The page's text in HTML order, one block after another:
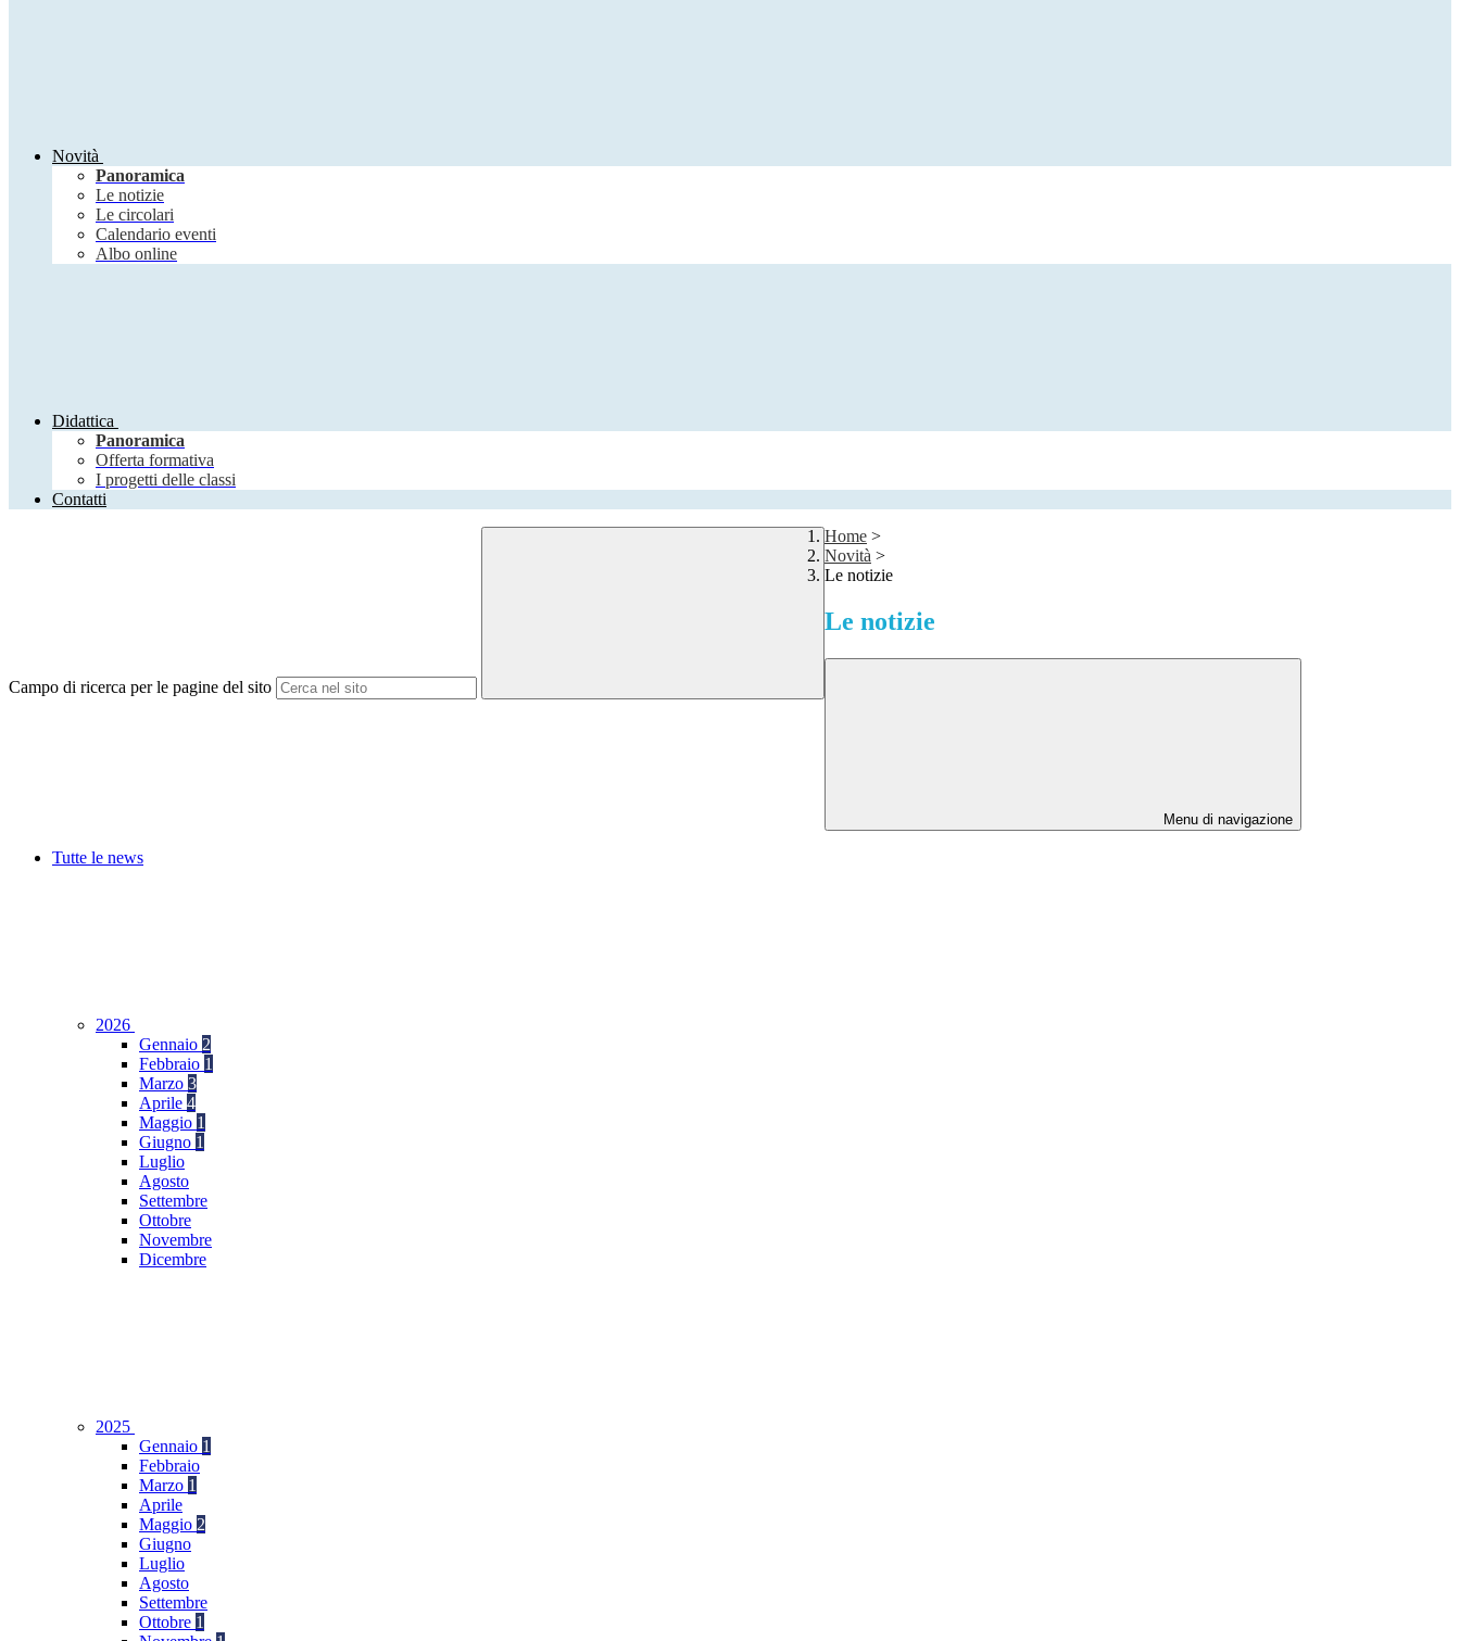
Novità
Panoramica
Le notizie
Le circolari
Calendario eventi
Albo online
Didattica
Panoramica
Offerta formativa
I progetti delle classi
Contatti
Campo di ricerca per le pagine del sito
Home >
Novità >
Le notizie
Le notizie
Menu di navigazione
Tutte le news
2026
Gennaio 2
Febbraio 1
Marzo 3
Aprile 4
Maggio 1
Giugno 1
Luglio
Agosto
Settembre
Ottobre
Novembre
Dicembre
2025
Gennaio 1
Febbraio
Marzo 1
Aprile
Maggio 2
Giugno
Luglio
Agosto
Settembre
Ottobre 1